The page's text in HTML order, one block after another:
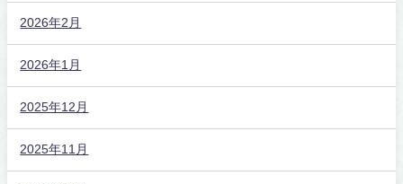
2026年2月
2026年1月
2025年12月
2025年11月